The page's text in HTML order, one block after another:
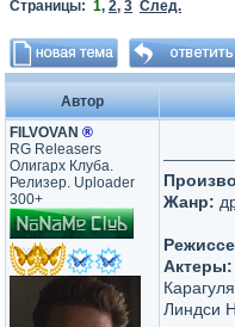
Страницы: 1, 2, 3 След.
Автор
FILVOVAN ®
RG Releasers
Олигарх Клуба.
Релизер. Uploader
300+
Жанр:
Актеры:
Линдси